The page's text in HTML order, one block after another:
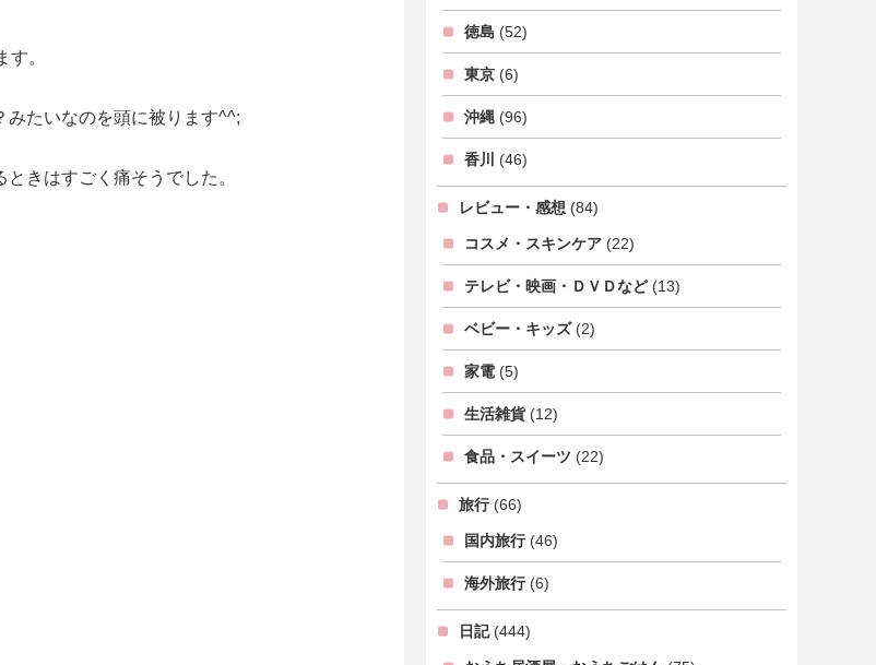
。
みたいなのを頭に被ります^^;
きはすごく痛そうでした。
徳島 (52)
東京 (6)
沖縄 (96)
香川 (46)
レビュー・感想 (84)
コスメ・スキンケア (22)
テレビ・映画・ＤＶＤなど(13)
ベビー・キッズ(2)
家電 (5)
生活雑貨 (12)
食品・スイーツ (22)
旅行(66)
国内旅行(46)
海外旅行(6)
日記(444)